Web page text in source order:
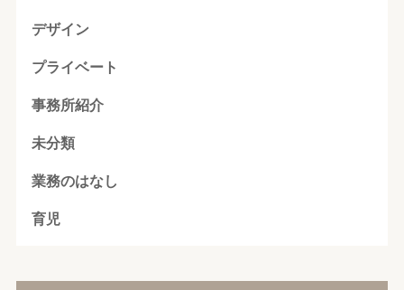
デザイン
プライベート
事務所紹介
未分類
業務のはなし
育児